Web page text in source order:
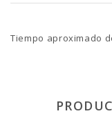
Tiempo aproximado